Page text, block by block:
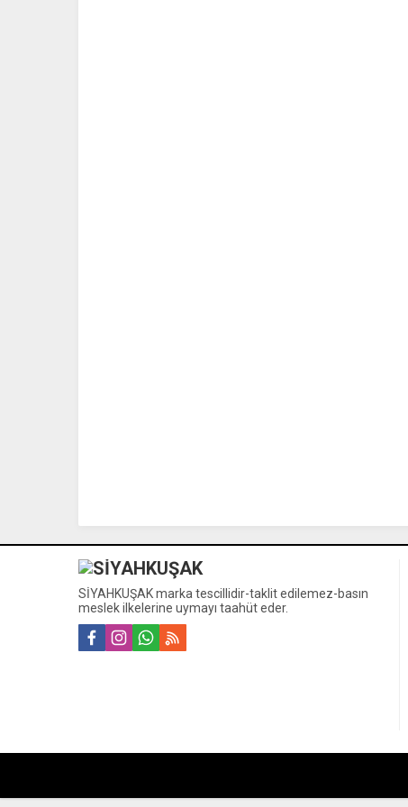
SİYAHKUŞAK marka tescillidir-taklit edilemez-basın
meslek ilkelerine uymayı taahüt eder.